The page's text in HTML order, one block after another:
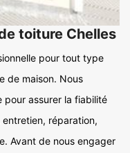
toiture Chelles
pour tout type
de maison. Nous
pour assurer la fiabilité
réparation,
Avant de nous engager